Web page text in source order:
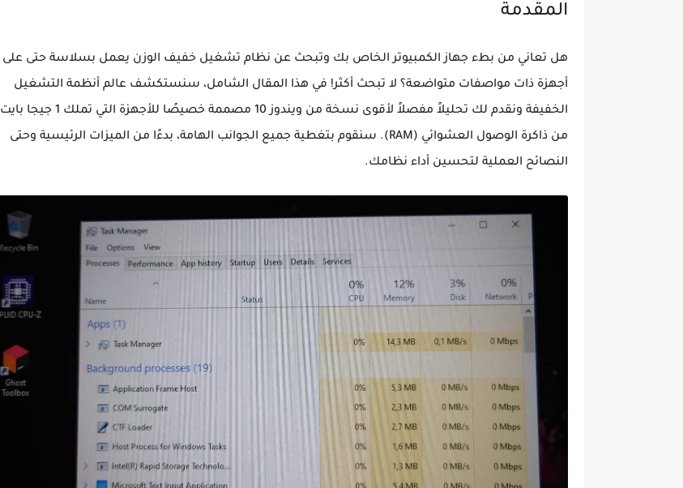
المقدمة
هل تعاني من بطء جهاز الكمبيوتر الخاص بك وتبحث عن نظام تشغيل خفيف الوزن يعمل بسلاسة حتى على
أجهزة ذات مواصفات متواضعة؟ لا تبحث أكثر! في هذا المقال الشامل، سنستكشف عالم أنظمة التشغيل
الخفيفة ونقدم لك تحليلاً مفصلاً لأقوى نسخة من ويندوز 10 مصممة خصيصًا للأجهزة التي تملك 1 جيجا بايت
من ذاكرة الوصول العشوائي (RAM).
سنقوم بتغطية جميع الجوانب الهامة، بدءًا من الميزات الرئيسية وحتى
النصائح العملية لتحسين أداء نظامك.